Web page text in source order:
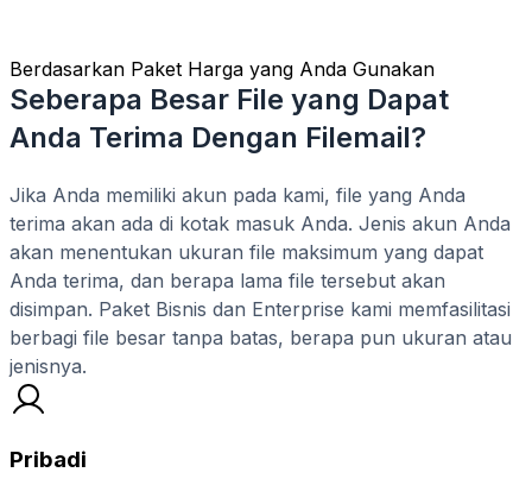
Berdasarkan Paket Harga yang Anda Gunakan
Seberapa Besar File yang Dapat
Anda Terima Dengan Filemail?
Jika Anda memiliki akun pada kami, file yang Anda
terima akan ada di kotak masuk Anda. Jenis akun Anda
akan menentukan ukuran file maksimum yang dapat
Anda terima, dan berapa lama file tersebut akan
disimpan. Paket Bisnis dan Enterprise kami memfasilitasi
berbagi file besar tanpa batas, berapa pun ukuran atau
jenisnya.
Pribadi